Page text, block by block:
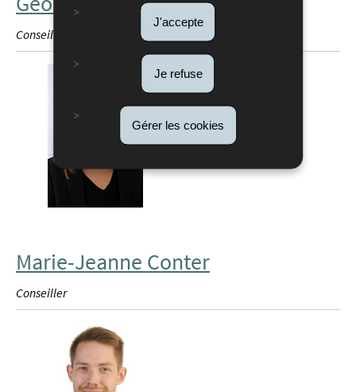
J'accepte
Je refuse
Gérer les cookies
Conseiller
Marie-Jeanne Conter
Conseiller